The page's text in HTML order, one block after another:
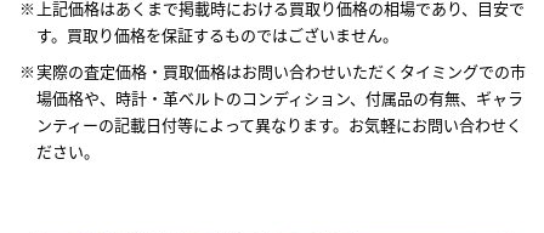
上記価格はあくまで掲載時における買取り価格の相場であり、目安で
す。買取り価格を保証するものではございません。
実際の査定価格・買取価格はお問い合わせいただくタイミングでの市
場価格や、時計・革ベルトのコンディション、付属品の有無、ギャラ
ンティーの記載日付等によって異なります。お気軽にお問い合わせく
ださい。